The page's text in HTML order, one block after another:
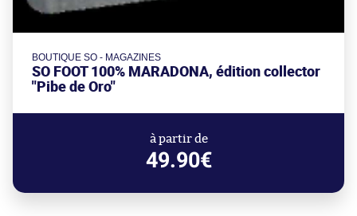
BOUTIQUE SO - MAGAZINES
SO FOOT 100% MARADONA, édition collector
"Pibe de Oro"
à partir de
49.90€